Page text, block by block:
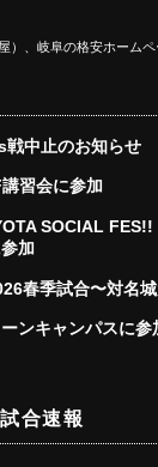
）、岐阜の格安ホーム
中止のお知らせ
講習会に参加
SOCIAL
加
春季試合〜対名
ンキャンパスに参
合速報